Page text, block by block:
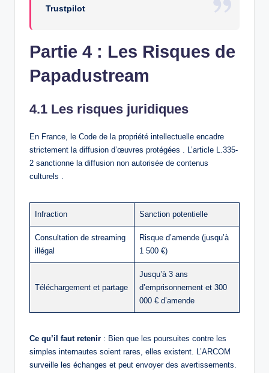
Trustpilot
Partie 4 : Les Risques de
Papadustream
4.1 Les risques juridiques
En France, le Code de la propriété intellectuelle encadre
strictement la diffusion d’œuvres protégées . L’article L.335-
2 sanctionne la diffusion non autorisée de contenus
culturels .
Infraction Sanction potentielle
Consultation de streaming
illégal
Risque d’amende (jusqu’à
1 500 €)
Téléchargement et partage
Jusqu’à 3 ans
d’emprisonnement et 300
000 € d’amende
Ce qu’il faut retenir : Bien que les poursuites contre les
simples internautes soient rares, elles existent. L’ARCOM
surveille les échanges et peut envoyer des avertissements.